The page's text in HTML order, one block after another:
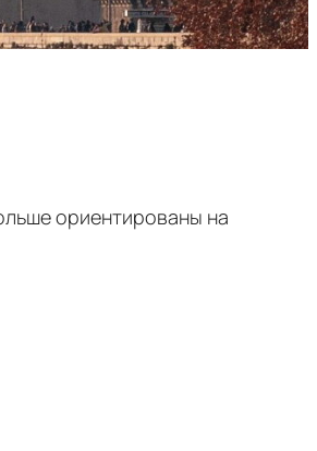
ориентированы на